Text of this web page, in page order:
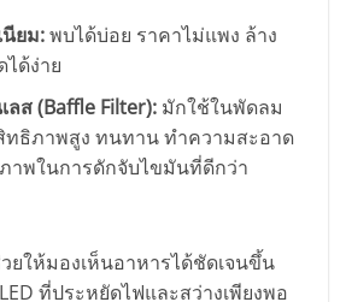
ยม:พบได้บ่อย ราคาไม่แพง ล้าง
ด้ง่าย
ลส (Baffle Filter):มักใช้ในพัดลม
ทธิภาพสูง ทนทาน ทำความสะอาด
าพในการดักจับไขมันที่ดีกว่า
ยให้มองเห็นอาหารได้ชัดเจนขึ้น
ที่ประหยัดไฟและสว่างเพียงพอ